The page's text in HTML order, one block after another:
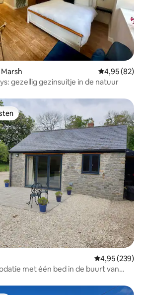
Gemiddelde
4,95 (82)
gezellig gezinsuitje in de natuur
Gemiddelde
4,95 (239)
met één bed in de buurt van